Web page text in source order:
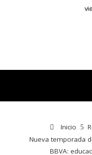
Inicio
Nueva temporada
BBVA: